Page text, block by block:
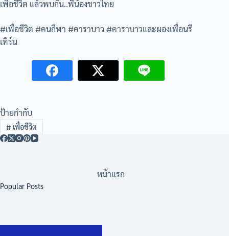
เพื่อชีวิต แล้วพบกัน..พี่น้องชาวไทย
#เพื่อชีวิต #คนกีฬา #คาราบาว #คาราบาวและผองเพื่อนรี
เทิร์น
ป้ายกำกับ
# เพื่อชีวิต
หน้าแรก
Popular Posts